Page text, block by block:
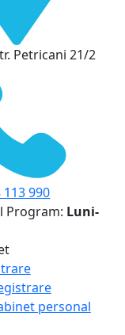
Petricani 21/2
113 990
Program: Luni-
personal